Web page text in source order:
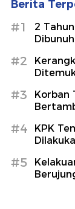
Berita
#1
2
#2
#3
Korban
#4
KPK
#5